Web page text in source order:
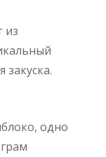
из
закуска.
одно